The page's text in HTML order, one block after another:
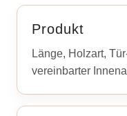
Produkt
Länge, Holzart,
vereinbarter